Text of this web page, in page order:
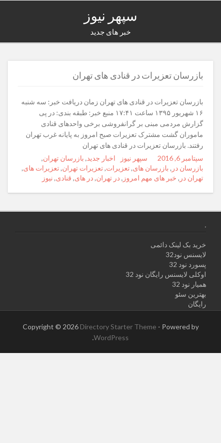
سپهر نیوز
خبر های جدید
بازرسان تعزیرات در قنادی های تهران
بازرسان تعزیرات در قنادی های تهران زمان دریافت خبر: سه شنبه
۱۶ شهریور ۱۳۹۵ ساعت ۱۷:۴۱ منبع خبر: طبقه بندی: در پی
گزارش مردمی مبنی بر گرانفروشی برخی واحدهای قنادی
ماموران گشت مشترک تعزیرات صبح امروز به پایانه غرب تهران
رفتند. بازرسان تعزیرات در قنادی های تهران
Posted
on
سپتامبر 6, 2016 Author
Categories
سپهر نیوز Tags
اخبار جدید, بازرسان تهران,
بازرسان در , بازرسان های,تعزیرات,تعزیرات تهران,تعزیرات های,
تهران در , خبر های مهم امروز ,در تهران,در های, قنادی, نیوز
.
خرید بک لینک دائمی
لایسنس نود32
پسورد نود 32
اوکلی لایسنس رایگان نود 32
همیار نود 32
بهترین سئو
رایگان
Copyright © 2026 Directory Starter Theme - Powered by
WordPress
.